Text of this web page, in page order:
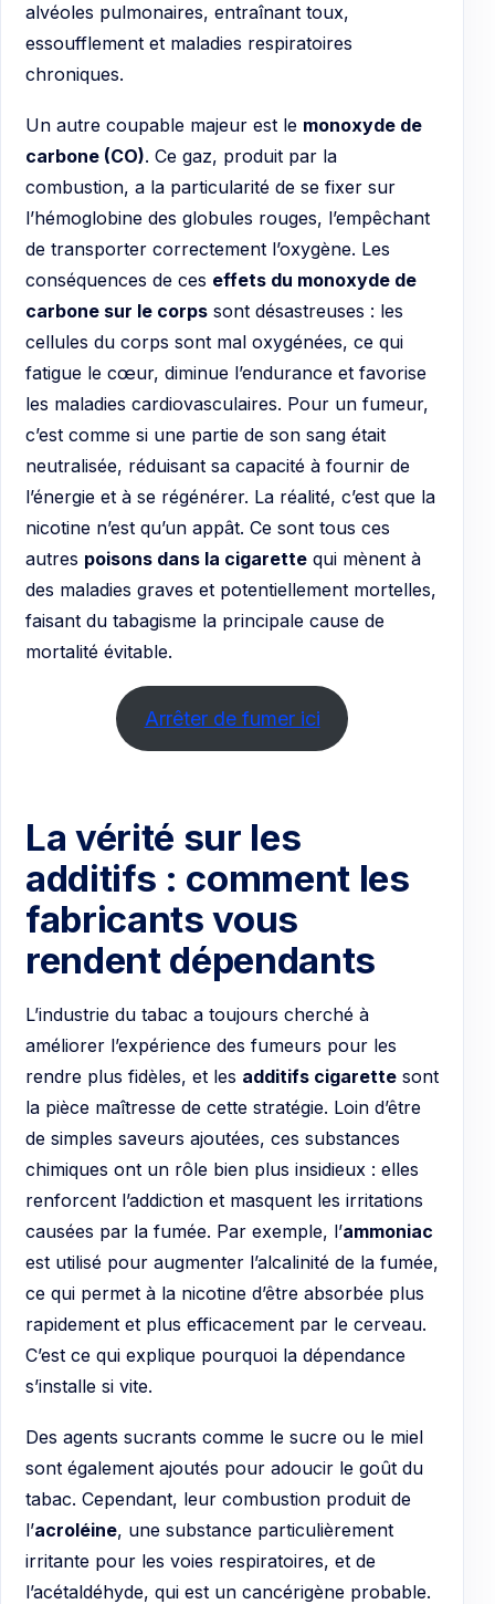
alvéoles pulmonaires, entraînant toux,
essoufflement et maladies respiratoires
chroniques.
Un autre coupable majeur est le monoxyde de
carbone (CO). Ce gaz, produit par la
combustion, a la particularité de se fixer sur
l’hémoglobine des globules rouges, l’empêchant
de transporter correctement l’oxygène. Les
conséquences de ces effets du monoxyde de
carbone sur le corps sont désastreuses : les
cellules du corps sont mal oxygénées, ce qui
fatigue le cœur, diminue l’endurance et favorise
les maladies cardiovasculaires. Pour un fumeur,
c’est comme si une partie de son sang était
neutralisée, réduisant sa capacité à fournir de
l’énergie et à se régénérer. La réalité, c’est que la
nicotine n’est qu’un appât. Ce sont tous ces
autres poisons dans la cigarette qui mènent à
des maladies graves et potentiellement mortelles,
faisant du tabagisme la principale cause de
mortalité évitable.
Arrêter de fumer ici
La vérité sur les
additifs : comment les
fabricants vous
rendent dépendants
L’industrie du tabac a toujours cherché à
améliorer l’expérience des fumeurs pour les
rendre plus fidèles, et les additifs cigarette sont
la pièce maîtresse de cette stratégie. Loin d’être
de simples saveurs ajoutées, ces substances
chimiques ont un rôle bien plus insidieux : elles
renforcent l’addiction et masquent les irritations
causées par la fumée. Par exemple, l’ammoniac
est utilisé pour augmenter l’alcalinité de la fumée,
ce qui permet à la nicotine d’être absorbée plus
rapidement et plus efficacement par le cerveau.
C’est ce qui explique pourquoi la dépendance
s’installe si vite.
Des agents sucrants comme le sucre ou le miel
sont également ajoutés pour adoucir le goût du
tabac. Cependant, leur combustion produit de
l’acroléine, une substance particulièrement
irritante pour les voies respiratoires, et de
l’acétaldéhyde, qui est un cancérigène probable.